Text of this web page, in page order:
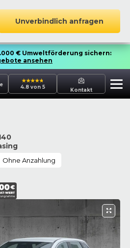
Unverbindlich anfragen
€ Umweltförderung sichern:
ansehen
4.8 von 5 Kontakt
Ohne Anzahlung